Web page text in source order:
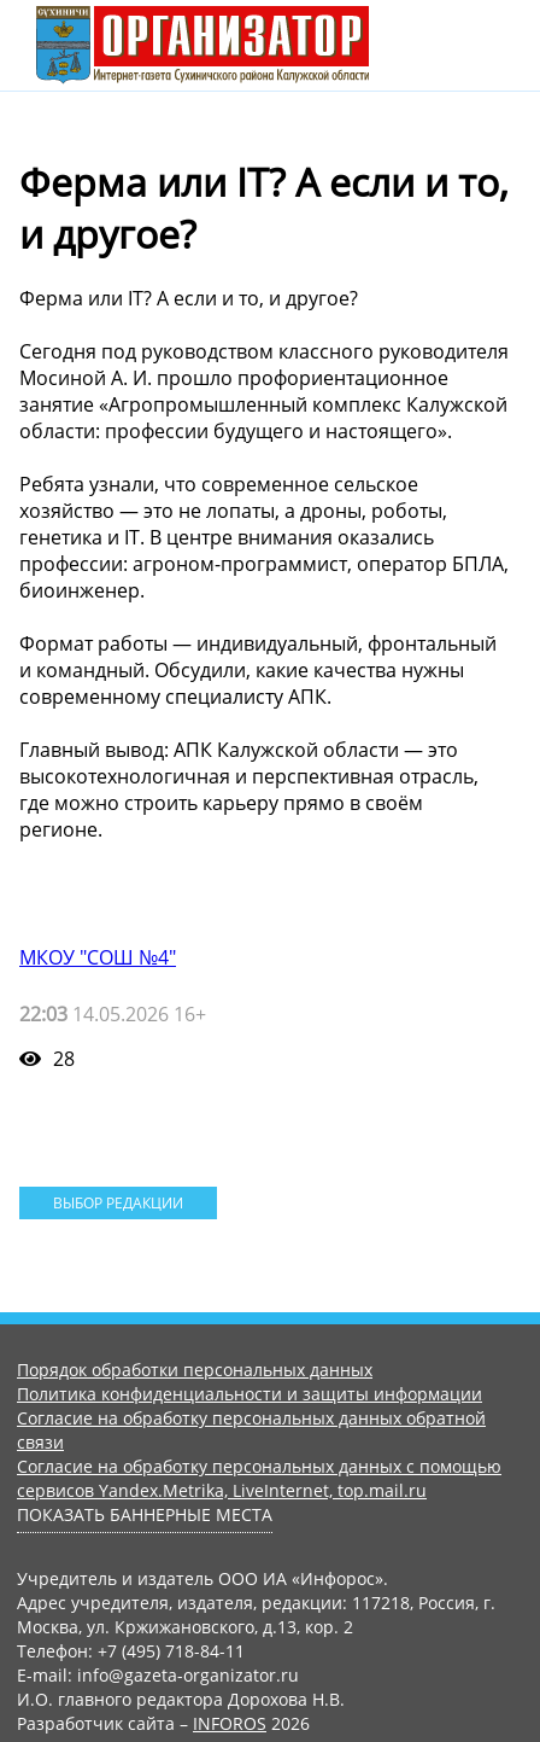
Ферма или IT? А если и то,
и другое?
Ферма или IT? А если и то, и другое?
Сегодня под руководством классного руководителя
Мосиной А. И. прошло профориентационное
занятие «Агропромышленный комплекс Калужской
области: профессии будущего и настоящего».
Ребята узнали, что современное сельское
хозяйство — это не лопаты, а дроны, роботы,
генетика и IT. В центре внимания оказались
профессии: агроном-программист, оператор БПЛА,
биоинженер.
Формат работы — индивидуальный, фронтальный
и командный. Обсудили, какие качества нужны
современному специалисту АПК.
Главный вывод: АПК Калужской области — это
высокотехнологичная и перспективная отрасль,
где можно строить карьеру прямо в своём
регионе.
МКОУ "СОШ №4"
22:03 14.05.2026 16+
28
ВЫБОР РЕДАКЦИИ
Порядок обработки персональных данных
Политика конфиденциальности и защиты информации
Согласие на обработку персональных данных обратной
связи
Согласие на обработку персональных данных с помощью
сервисов Yandex.Metrika, LiveInternet, top.mail.ru
ПОКАЗАТЬ БАННЕРНЫЕ МЕСТА
Учредитель и издатель ООО ИА «Инфорос».
Адрес учредителя, издателя, редакции: 117218, Россия, г.
Москва, ул. Кржижановского, д.13, кор. 2
Телефон: +7 (495) 718-84-11
E-mail: info@gazeta-organizator.ru
И.О. главного редактора Дорохова Н.В.
Разработчик сайта – INFOROS 2026